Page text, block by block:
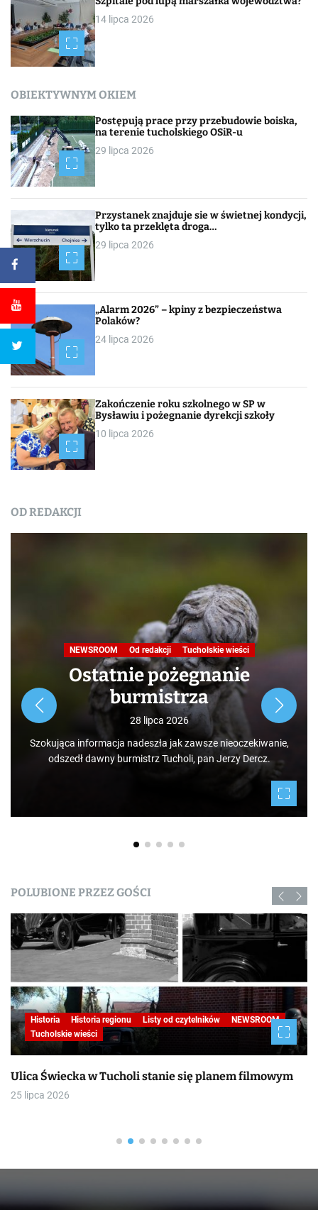
14 lipca 2026
OBIEKTYWNYM OKIEM
Postępują prace przy przebudowie boiska,
na terenie tucholskiego OSiR-u
29 lipca 2026
Przystanek znajduje sie w świetnej kondycji,
tylko ta przeklęta droga…
29 lipca 2026
„Alarm 2026” – kpiny z bezpieczeństwa
Polaków?
24 lipca 2026
Zakończenie roku szkolnego w SP w
Bysławiu i pożegnanie dyrekcji szkoły
10 lipca 2026
OD REDAKCJI
NEWSROOM Od redakcji Tucholskie wieści
Ostatnie pożegnanie
burmistrza
28 lipca 2026
Szokująca informacja nadeszła jak zawsze nieoczekiwanie,
odszedł dawny burmistrz Tucholi, pan Jerzy Dercz.
POLUBIONE PRZEZ GOŚCI
Historia Historia regionu Listy od czytelników
NEWSROOM
Tucholskie wieści
Ulica Świecka w Tucholi stanie się planem filmowym
25 lipca 2026